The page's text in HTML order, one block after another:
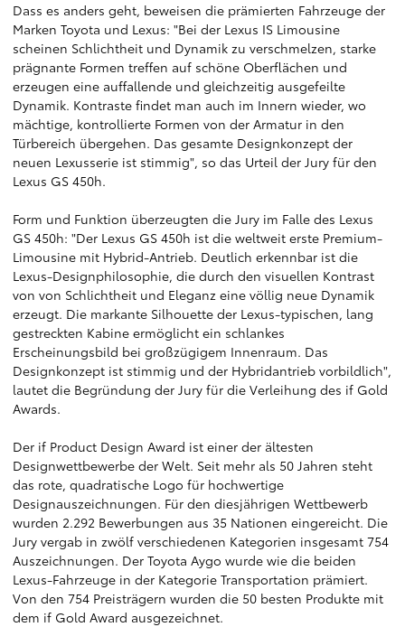
Dass es anders geht, beweisen die prämierten Fahrzeuge der
Marken Toyota und Lexus: "Bei der Lexus IS Limousine
scheinen Schlichtheit und Dynamik zu verschmelzen, starke
prägnante Formen treffen auf schöne Oberflächen und
erzeugen eine auffallende und gleichzeitig ausgefeilte
Dynamik. Kontraste findet man auch im Innern wieder, wo
mächtige, kontrollierte Formen von der Armatur in den
Türbereich übergehen. Das gesamte Designkonzept der
neuen Lexusserie ist stimmig", so das Urteil der Jury für den
Lexus GS 450h.
Form und Funktion überzeugten die Jury im Falle des Lexus
GS 450h: "Der Lexus GS 450h ist die weltweit erste Premium-
Limousine mit Hybrid-Antrieb. Deutlich erkennbar ist die
Lexus-Designphilosophie, die durch den visuellen Kontrast
von von Schlichtheit und Eleganz eine völlig neue Dynamik
erzeugt. Die markante Silhouette der Lexus-typischen, lang
gestreckten Kabine ermöglicht ein schlankes
Erscheinungsbild bei großzügigem Innenraum. Das
Designkonzept ist stimmig und der Hybridantrieb vorbildlich",
lautet die Begründung der Jury für die Verleihung des if Gold
Awards.
Der if Product Design Award ist einer der ältesten
Designwettbewerbe der Welt. Seit mehr als 50 Jahren steht
das rote, quadratische Logo für hochwertige
Designauszeichnungen. Für den diesjährigen Wettbewerb
wurden 2.292 Bewerbungen aus 35 Nationen eingereicht. Die
Jury vergab in zwölf verschiedenen Kategorien insgesamt 754
Auszeichnungen. Der Toyota Aygo wurde wie die beiden
Lexus-Fahrzeuge in der Kategorie Transportation prämiert.
Von den 754 Preisträgern wurden die 50 besten Produkte mit
dem if Gold Award ausgezeichnet.